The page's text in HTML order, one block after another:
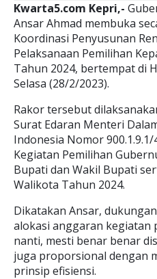
Kwarta5.com Kepri,-
Ansar Ahmad membuka
Koordinasi Penyusunan
Pelaksanaan Pemilihan
Tahun 2024, bertempat di
Selasa (28/2/2023).
Rakor tersebut
Surat Edaran Menteri
Indonesia Nomor
Kegiatan Pemilihan
Bupati dan Wakil Bupati
Walikota Tahun 2024.
Dikatakan Ansar,
alokasi anggaran kegiatan
nanti, mesti benar benar
juga proporsional dengan
prinsip efisiensi.